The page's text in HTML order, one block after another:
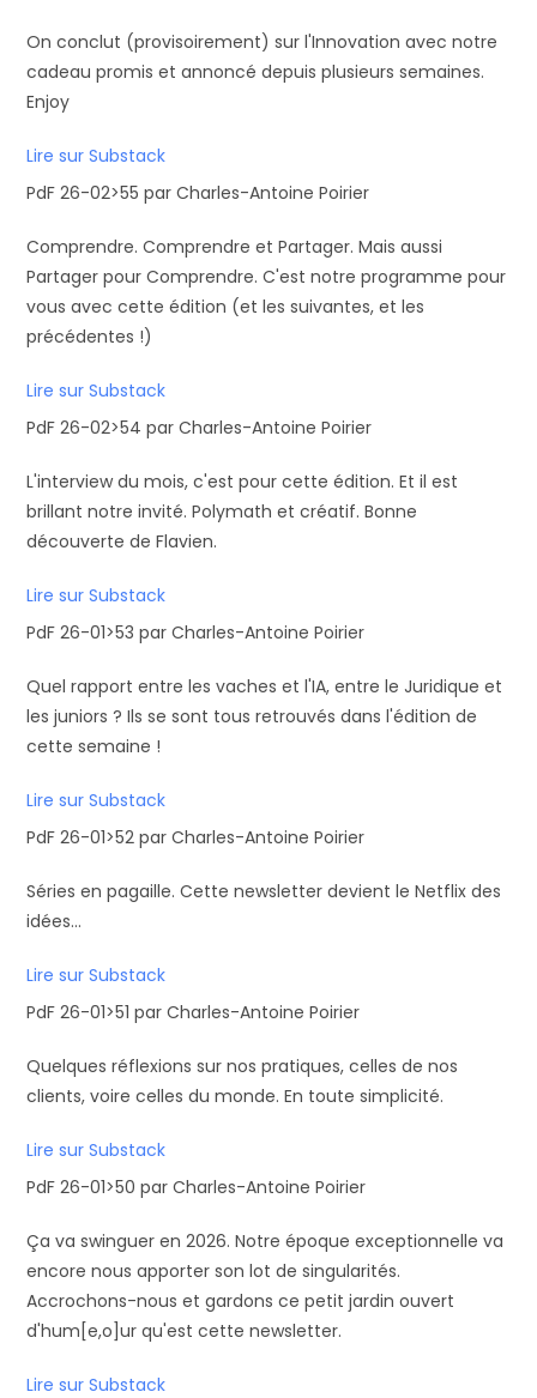
On conclut (provisoirement) sur l'Innovation avec notre
cadeau promis et annoncé depuis plusieurs semaines.
Enjoy
Lire sur Substack
PdF 26-02>55 par Charles-Antoine Poirier
Comprendre. Comprendre et Partager. Mais aussi
Partager pour Comprendre. C'est notre programme pour
vous avec cette édition (et les suivantes, et les
précédentes !)
Lire sur Substack
PdF 26-02>54 par Charles-Antoine Poirier
L'interview du mois, c'est pour cette édition. Et il est
brillant notre invité. Polymath et créatif. Bonne
découverte de Flavien.
Lire sur Substack
PdF 26-01>53 par Charles-Antoine Poirier
Quel rapport entre les vaches et l'IA, entre le Juridique et
les juniors ? Ils se sont tous retrouvés dans l'édition de
cette semaine !
Lire sur Substack
PdF 26-01>52 par Charles-Antoine Poirier
Séries en pagaille. Cette newsletter devient le Netflix des
idées...
Lire sur Substack
PdF 26-01>51 par Charles-Antoine Poirier
Quelques réflexions sur nos pratiques, celles de nos
clients, voire celles du monde. En toute simplicité.
Lire sur Substack
PdF 26-01>50 par Charles-Antoine Poirier
Ça va swinguer en 2026. Notre époque exceptionnelle va
encore nous apporter son lot de singularités.
Accrochons-nous et gardons ce petit jardin ouvert
d'hum[e,o]ur qu'est cette newsletter.
Lire sur Substack